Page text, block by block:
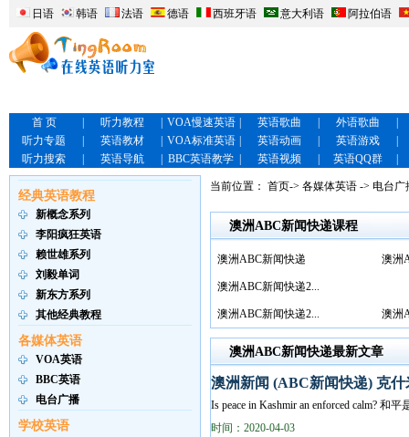
日语 韩语 法语 德语 西班牙语 意大利语 阿拉伯语
首 页 听力教程 VOA慢速英语 英语歌曲 外语歌曲
听力专题
英语教材 VOA标准英语 英语动画 英语游戏
听力搜索
英语导航 BBC英语教学 英语视频 英语QQ群
经典英语教程
新概念系列
李阳疯狂英语
赖世雄系列
刘毅单词
新东方系列
其他经典教程
各媒体英语
VOA英语
BBC英语
电台广播
学校英语
当前位置： 首页-> 各媒体英语 -> 电台广
澳洲ABC新闻快递课程
澳洲ABC新闻快递 澳洲
澳洲ABC新闻快递2...
澳洲ABC新闻快递2... 澳洲
澳洲ABC新闻快递最新文章
澳洲新闻 (ABC新闻快递) 克
Is peace in Kashmir an enforced calm? 和
时间：2020-04-03